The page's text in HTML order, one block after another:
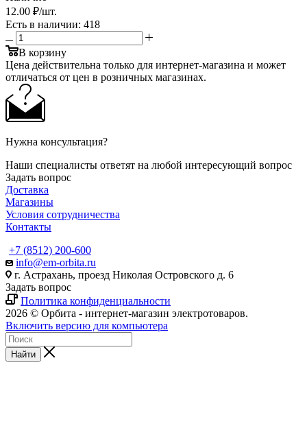
12.00 ₽/шт.
Есть в наличии: 418
В корзину
Цена действительна только для интернет-магазина и может
отличаться от цен в розничных магазинах.
Нужна консультация?
Наши специалисты ответят на любой интересующий вопрос
Задать вопрос
Доставка
Магазины
Условия сотрудничества
Контакты
+7 (8512) 200-600
info@em-orbita.ru
г. Астрахань, проезд Николая Островского д. 6
Задать вопрос
Политика конфиденциальности
2026 © Орбита - интернет-магазин электротоваров.
Включить версию для компьютера
Найти